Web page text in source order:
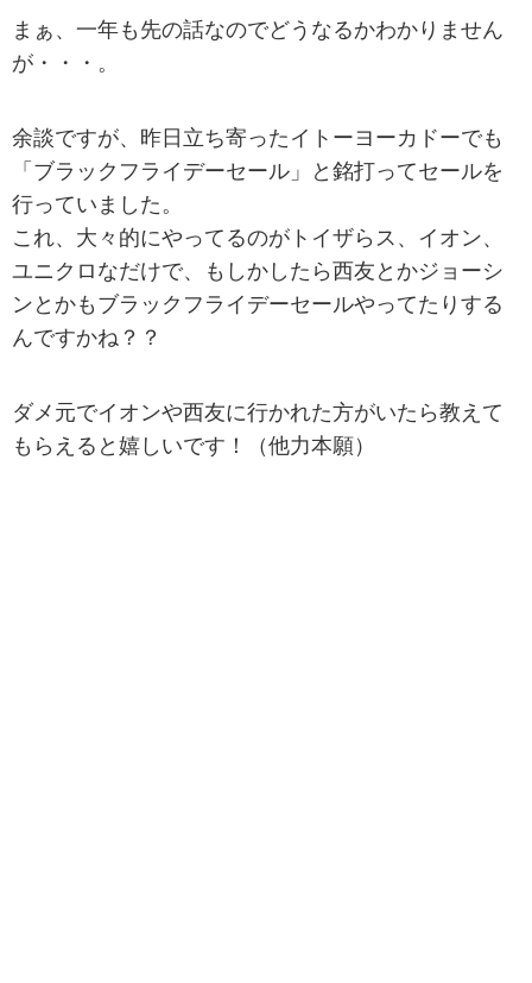
まぁ、一年も先の話なのでどうなるかわかりません
が・・・。
余談ですが、昨日立ち寄ったイトーヨーカドーでも
「ブラックフライデーセール」と銘打ってセールを
行っていました。
これ、大々的にやってるのがトイザらス、イオン、
ユニクロなだけで、もしかしたら西友とかジョーシ
ンとかもブラックフライデーセールやってたりする
んですかね？？
ダメ元でイオンや西友に行かれた方がいたら教えて
もらえると嬉しいです！（他力本願）